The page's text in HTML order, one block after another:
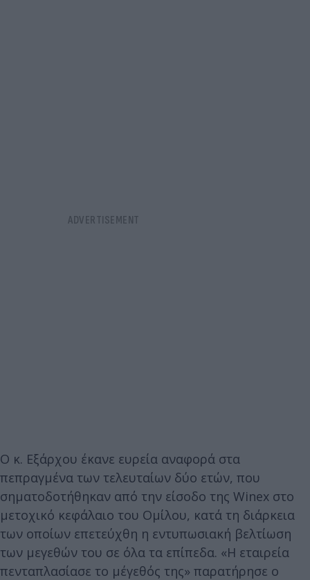
Ο κ. Εξάρχου έκανε ευρεία αναφορά στα
πεπραγμένα των τελευταίων δύο ετών, που
σηματοδοτήθηκαν από την είσοδο της Winex στο
μετοχικό κεφάλαιο του Ομίλου, κατά τη διάρκεια
των οποίων επετεύχθη η εντυπωσιακή βελτίωση
των μεγεθών του σε όλα τα επίπεδα. «Η εταιρεία
πενταπλασίασε το μέγεθός της» παρατήρησε ο